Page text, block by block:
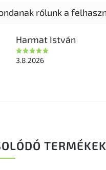
Harmat István
3.8.2026
TERMÉKEK